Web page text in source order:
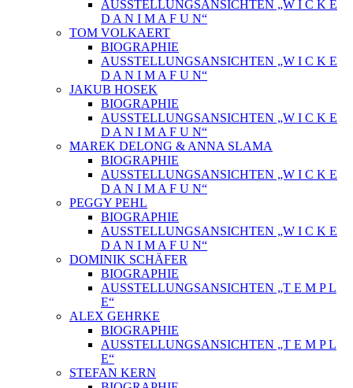
AUSSTELLUNGSANSICHTEN „W I C K E
D A N I M A F U N“
TOM VOLKAERT
BIOGRAPHIE
AUSSTELLUNGSANSICHTEN „W I C K E
D A N I M A F U N“
JAKUB HOSEK
BIOGRAPHIE
AUSSTELLUNGSANSICHTEN „W I C K E
D A N I M A F U N“
MAREK DELONG & ANNA SLAMA
BIOGRAPHIE
AUSSTELLUNGSANSICHTEN „W I C K E
D A N I M A F U N“
PEGGY PEHL
BIOGRAPHIE
AUSSTELLUNGSANSICHTEN „W I C K E
D A N I M A F U N“
DOMINIK SCHÄFER
BIOGRAPHIE
AUSSTELLUNGSANSICHTEN „T E M P L
E“
ALEX GEHRKE
BIOGRAPHIE
AUSSTELLUNGSANSICHTEN „T E M P L
E“
STEFAN KERN